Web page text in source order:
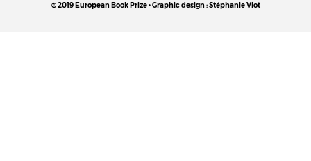
© 2019 European Book Prize • Graphic design : Stéphanie Viot